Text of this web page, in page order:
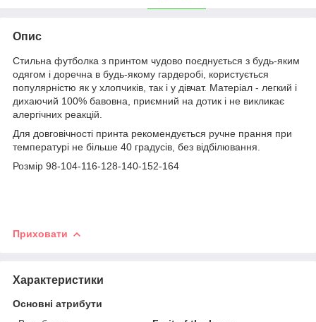
Опис
Стильна футболка з принтом чудово поєднується з будь-яким
одягом і доречна в будь-якому гардеробі, користується
популярністю як у хлопчиків, так і у дівчат. Матеріал - легкий і
дихаючий 100% бавовна, приємний на дотик і не викликає
алергічних реакцій.
Для довговічності принта рекомендується ручне прання при
температурі не більше 40 градусів, без відбілювання.
Розмір 98-104-116-128-140-152-164
Приховати
Характеристики
Основні атрибути